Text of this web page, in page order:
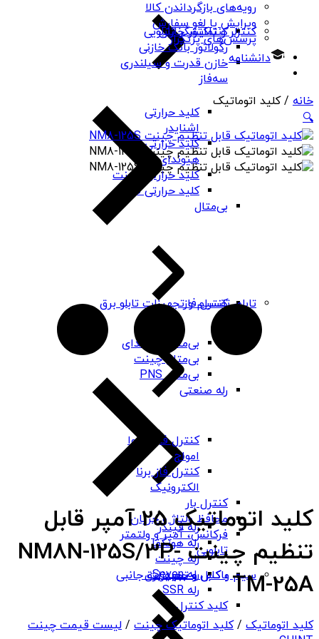
کلید حرارتی
اشنایدر
کلید حرارتی
هیوندای
کلید حرارتی چینت
کلید حرارتی PNS
بی‌متال
بی‌متال هیوندای
بی‌متال چینت
بی‌متال PNS
رله صنعتی
رله فیندر
رله هونگفا
رله چینت
رله Seven
رله SSR
کلید کنترل
کنتاکتور خازنی
رگولاتور بانک خازنی
خازن قدرت و سیلندری
سه‌فاز
کنترلر و نمایشگر تابلویی
کنترل فاز
کنترل فاز شیوا
امواج
کنترل فاز برنا
الکترونیک
کنترل بار
محافظ ولتاژ و جریان
فرکانس، آمپر و ولتمتر
تابلویی
تابلو، تقسیم و تجهیزات تابلو برق
باکس و جعبه برق
سیم و کابل و تجهیزات جانبی
رویه‌های بازگرداندن کالا
ویرایش یا لغو سفارش
پرسش‌های پرتکرار
دانشنامه
خانه / کلید اتوماتیک
🔍
کلید اتوماتیک 25 آمپر قابل
تنظیم چینت NM8N-125S/3P-
TM-25A
کلید اتوماتیک /کلید اتوماتیک چینت / لیست قیمت چینت